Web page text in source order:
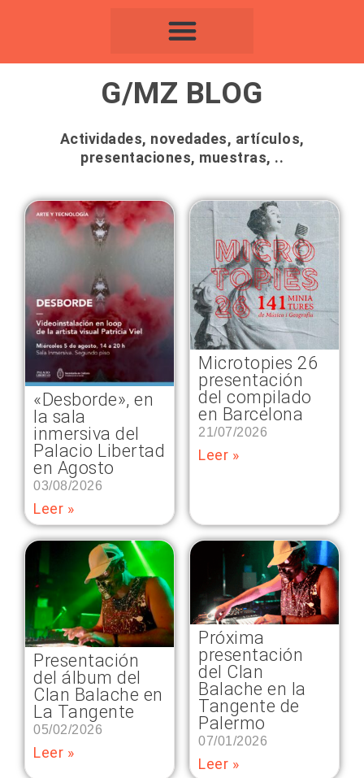
G/MZ BLOG
Actividades, novedades, artículos,
presentaciones, muestras, ..
«Desborde», en
la sala
inmersiva del
Palacio Libertad
en Agosto
03/08/2026
Leer »
Microtopies 26
presentación
del compilado
en Barcelona
21/07/2026
Leer »
Presentación
del álbum del
Clan Balache en
La Tangente
05/02/2026
Leer »
Próxima
presentación
del Clan
Balache en la
Tangente de
Palermo
07/01/2026
Leer »
PagePage